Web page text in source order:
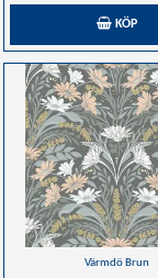
KÖP
Värmdö Brun